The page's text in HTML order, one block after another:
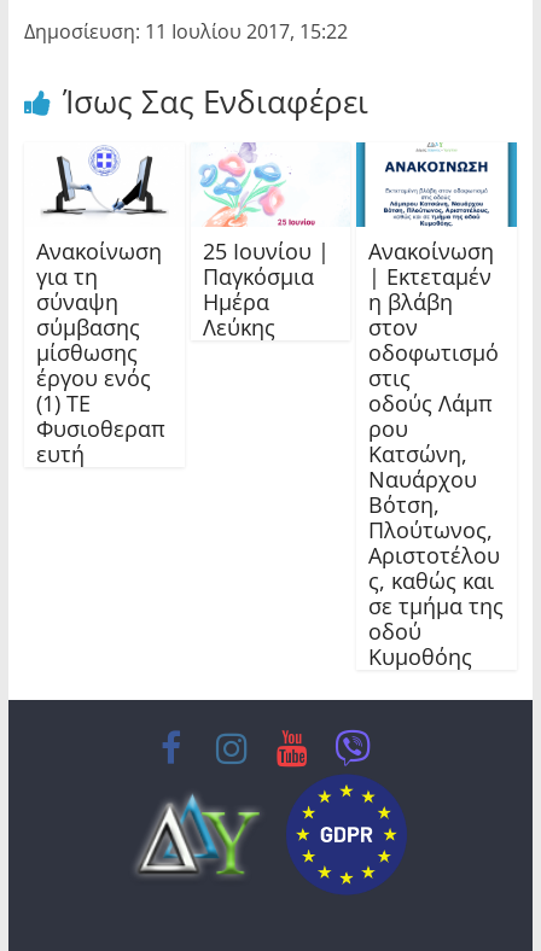
Δημοσίευση: 11 Ιουλίου 2017, 15:22
Ίσως Σας Ενδιαφέρει
Ανακοίνωση
για τη
σύναψη
σύμβασης
μίσθωσης
έργου ενός
(1) ΤΕ
Φυσιοθεραπ
ευτή
25 Ιουνίου |
Παγκόσμια
Ημέρα
Λεύκης
Ανακοίνωση
| Εκτεταμέν
η βλάβη
στον
οδοφωτισμό
στις
οδούς Λάμπ
ρου
Κατσώνη,
Ναυάρχου
Βότση,
Πλούτωνος,
Αριστοτέλου
ς, καθώς και
σε τμήμα της
οδού
Κυμοθόης